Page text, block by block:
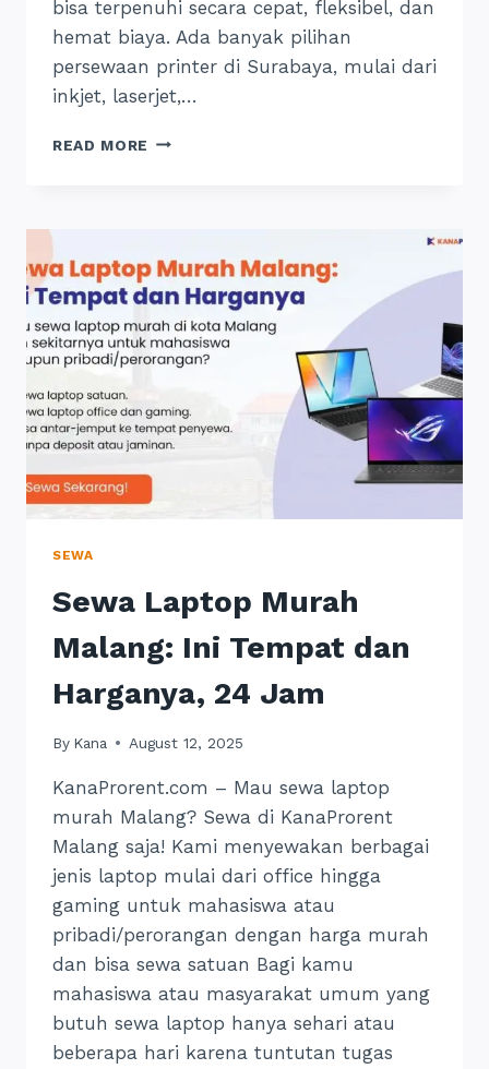
bisa terpenuhi secara cepat, fleksibel, dan
hemat biaya. Ada banyak pilihan
persewaan printer di Surabaya, mulai dari
inkjet, laserjet,…
READ MORE SEWA
TEMPAT
DAN
HARGANYA
SEWA
Sewa Laptop Murah
Malang: Ini Tempat dan
Harganya, 24 Jam
By Kana August 12, 2025
KanaProrent.com – Mau sewa laptop
murah Malang? Sewa di KanaProrent
Malang saja! Kami menyewakan berbagai
jenis laptop mulai dari office hingga
gaming untuk mahasiswa atau
pribadi/perorangan dengan harga murah
dan bisa sewa satuan Bagi kamu
mahasiswa atau masyarakat umum yang
butuh sewa laptop hanya sehari atau
beberapa hari karena tuntutan tugas